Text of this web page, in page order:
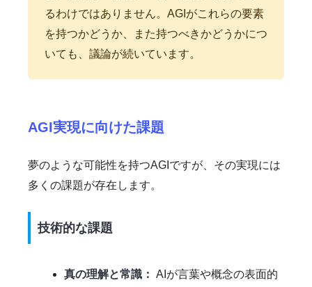
るわけではありません。AGIがこれらの要素
を持つかどうか、また持つべきかどうかにつ
いても、議論が続いています。
AGI実現に向けた課題
夢のような可能性を持つAGIですが、その実現には
多くの課題が存在します。
技術的な課題
真の理解と常識： AIが言葉や概念の表面的